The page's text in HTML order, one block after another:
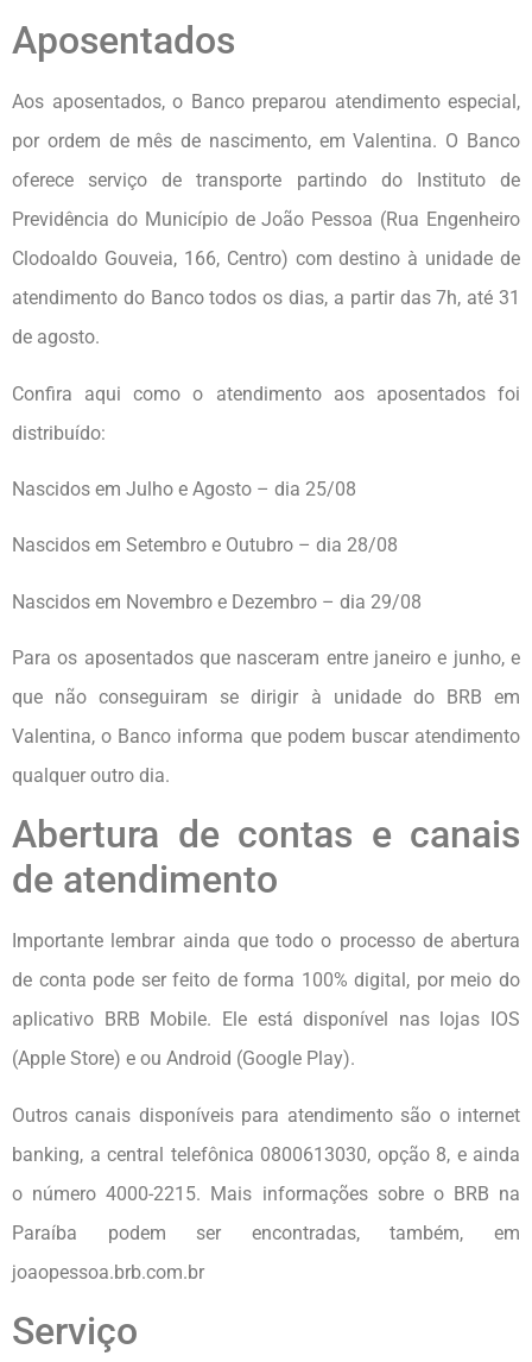
Aposentados
Aos aposentados, o Banco preparou atendimento especial,
por ordem de mês de nascimento, em Valentina. O Banco
oferece serviço de transporte partindo do Instituto de
Previdência do Município de João Pessoa (Rua Engenheiro
Clodoaldo Gouveia, 166, Centro) com destino à unidade de
atendimento do Banco todos os dias, a partir das 7h, até 31
de agosto.
Confira aqui como o atendimento aos aposentados foi
distribuído:
Nascidos em Julho e Agosto – dia 25/08
Nascidos em Setembro e Outubro – dia 28/08
Nascidos em Novembro e Dezembro – dia 29/08
Para os aposentados que nasceram entre janeiro e junho, e
que não conseguiram se dirigir à unidade do BRB em
Valentina, o Banco informa que podem buscar atendimento
qualquer outro dia.
Abertura de contas e canais
de atendimento
Importante lembrar ainda que todo o processo de abertura
de conta pode ser feito de forma 100% digital, por meio do
aplicativo BRB Mobile. Ele está disponível nas lojas IOS
(Apple Store) e ou Android (Google Play).
Outros canais disponíveis para atendimento são o internet
banking, a central telefônica 0800613030, opção 8, e ainda
o número 4000-2215. Mais informações sobre o BRB na
Paraíba podem ser encontradas, também, em
joaopessoa.brb.com.br
Serviço